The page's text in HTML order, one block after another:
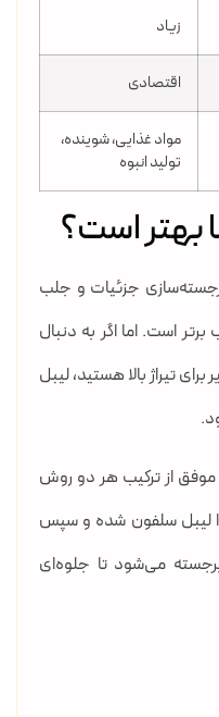
زیاد
اقتصادی
مواد غذایی، شوینده،
تولید انبوه
بهتر است؟
جزئیات و جلب
است. اما اگر به دنبال
تیراژ بالا هستید، لیبل
موفق از ترکیب هر دو روش
لیبل سلفون شده و سپس
می‌شود تا جلوه‌ای